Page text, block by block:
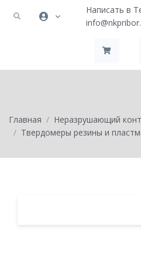
Написать в
Главная Неразрушающий
Твердомеры резины и